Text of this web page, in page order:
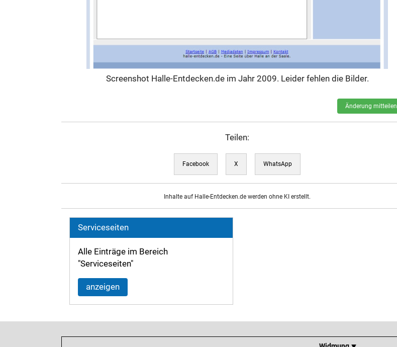
Screenshot Halle-Entdecken.de im Jahr 2009. Leider fehlen die Bilder.
Änderung mitteilen
Teilen:
Facebook X WhatsApp
Inhalte auf Halle-Entdecken.de werden ohne KI erstellt.
Serviceseiten
Alle Einträge im Bereich
"Serviceseiten"
anzeigen